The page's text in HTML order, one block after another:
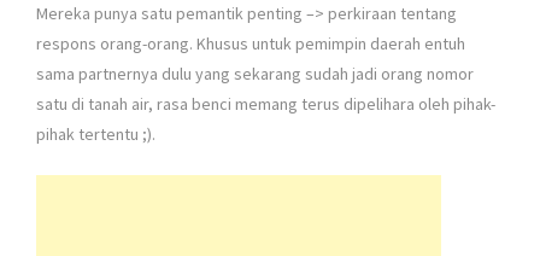
Mereka punya satu pemantik penting –> perkiraan tentang
respons orang-orang. Khusus untuk pemimpin daerah entuh
sama partnernya dulu yang sekarang sudah jadi orang nomor
satu di tanah air, rasa benci memang terus dipelihara oleh pihak-
pihak tertentu ;).